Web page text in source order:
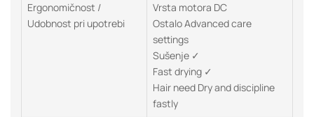
Ergonomičnost /
Udobnost pri upotrebi
Vrsta motora DC
Ostalo Advanced care
settings
Sušenje ✓
Fast drying ✓
Hair need Dry and discipline
fastly